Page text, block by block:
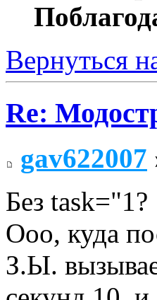
Вернуться
Re:
gav622007
Без task="1?
Ооо, куда
З.Ы.